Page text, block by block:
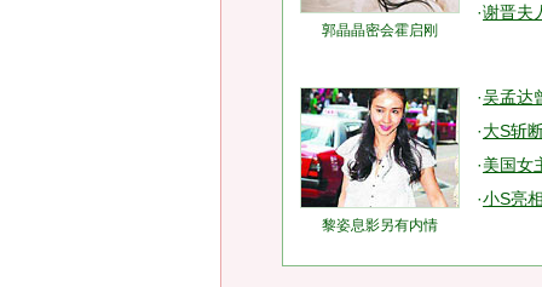
郭晶晶密会霍启刚
·谢晋夫
黎姿息影另有内情
·吴孟达
·大S斩
·美国女
·小S亮